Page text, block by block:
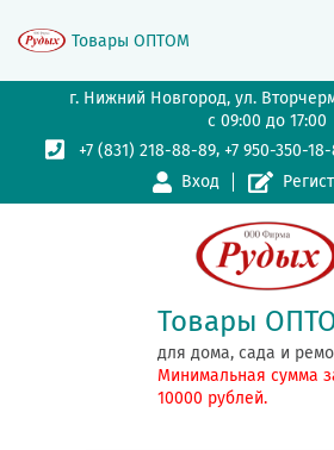
г. Нижний Новгород, ул.
с 09:00 до 17:00
+7 (831) 218-88-89,+7 950-350-
Вход
Товары
для дома, сада и
Минимальная сумма
10000 рублей.
Товары ОПТОМ